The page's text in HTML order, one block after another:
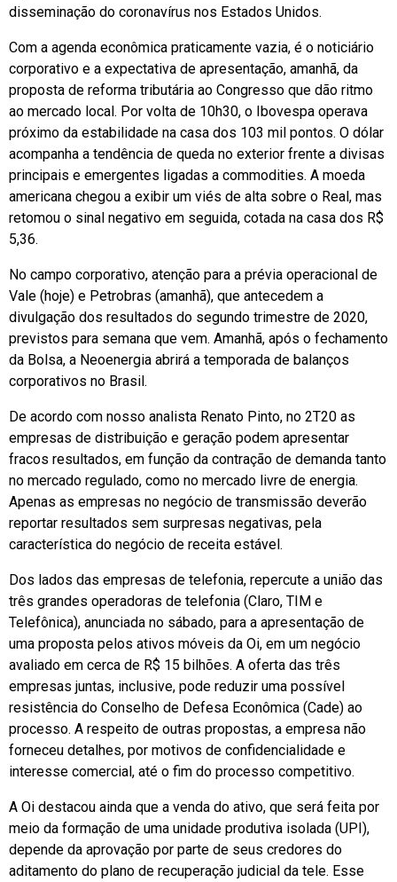
disseminação do coronavírus nos Estados Unidos.
Com a agenda econômica praticamente vazia, é o noticiário
corporativo e a expectativa de apresentação, amanhã, da
proposta de reforma tributária ao Congresso que dão ritmo
ao mercado local. Por volta de 10h30, o Ibovespa operava
próximo da estabilidade na casa dos 103 mil pontos. O dólar
acompanha a tendência de queda no exterior frente a divisas
principais e emergentes ligadas a commodities. A moeda
americana chegou a exibir um viés de alta sobre o Real, mas
retomou o sinal negativo em seguida, cotada na casa dos R$
5,36.
No campo corporativo, atenção para a prévia operacional de
Vale (hoje) e Petrobras (amanhã), que antecedem a
divulgação dos resultados do segundo trimestre de 2020,
previstos para semana que vem. Amanhã, após o fechamento
da Bolsa, a Neoenergia abrirá a temporada de balanços
corporativos no Brasil.
De acordo com nosso analista Renato Pinto, no 2T20 as
empresas de distribuição e geração podem apresentar
fracos resultados, em função da contração de demanda tanto
no mercado regulado, como no mercado livre de energia.
Apenas as empresas no negócio de transmissão deverão
reportar resultados sem surpresas negativas, pela
característica do negócio de receita estável.
Dos lados das empresas de telefonia, repercute a união das
três grandes operadoras de telefonia (Claro, TIM e
Telefônica), anunciada no sábado, para a apresentação de
uma proposta pelos ativos móveis da Oi, em um negócio
avaliado em cerca de R$ 15 bilhões. A oferta das três
empresas juntas, inclusive, pode reduzir uma possível
resistência do Conselho de Defesa Econômica (Cade) ao
processo. A respeito de outras propostas, a empresa não
forneceu detalhes, por motivos de confidencialidade e
interesse comercial, até o fim do processo competitivo.
A Oi destacou ainda que a venda do ativo, que será feita por
meio da formação de uma unidade produtiva isolada (UPI),
depende da aprovação por parte de seus credores do
aditamento do plano de recuperação judicial da tele. Esse